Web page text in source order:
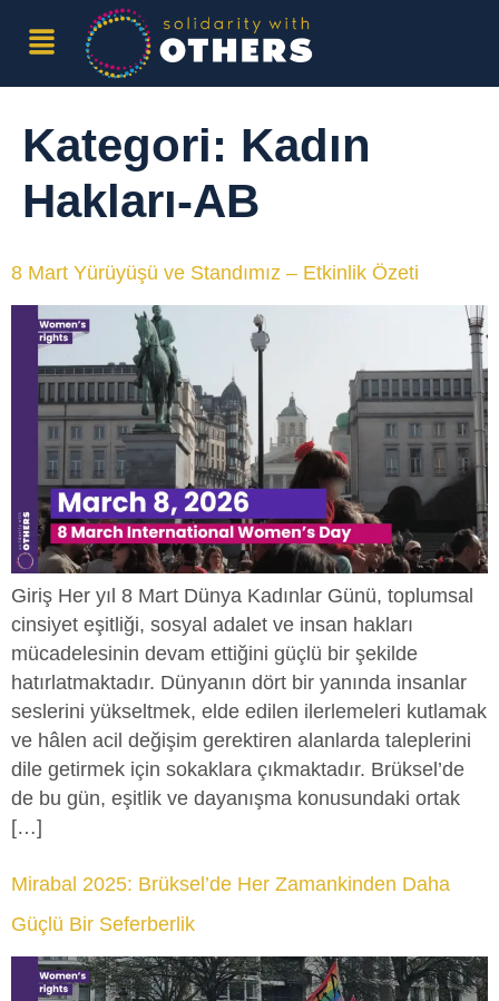
Kategori: Kadın
Hakları-AB
8 Mart Yürüyüşü ve Standımız – Etkinlik Özeti
Giriş Her yıl 8 Mart Dünya Kadınlar Günü, toplumsal
cinsiyet eşitliği, sosyal adalet ve insan hakları
mücadelesinin devam ettiğini güçlü bir şekilde
hatırlatmaktadır. Dünyanın dört bir yanında insanlar
seslerini yükseltmek, elde edilen ilerlemeleri kutlamak
ve hâlen acil değişim gerektiren alanlarda taleplerini
dile getirmek için sokaklara çıkmaktadır. Brüksel’de
de bu gün, eşitlik ve dayanışma konusundaki ortak
[…]
Mirabal 2025: Brüksel’de Her Zamankinden Daha
Güçlü Bir Seferberlik